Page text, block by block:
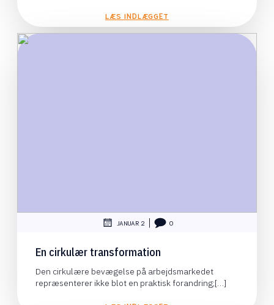
LÆS INDLÆGGET
JANUAR 2 0
En cirkulær transformation
Den cirkulære bevægelse på arbejdsmarkedet
repræsenterer ikke blot en praktisk forandring;[…]